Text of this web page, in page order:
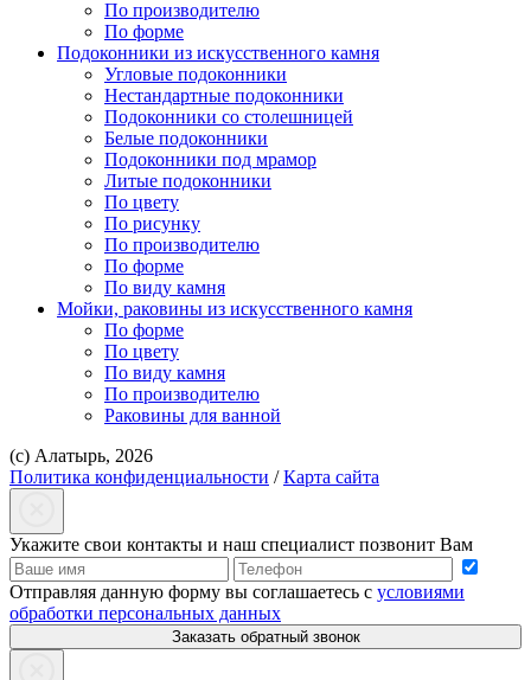
По производителю
По форме
Подоконники из искусственного камня
Угловые подоконники
Нестандартные подоконники
Подоконники со столешницей
Белые подоконники
Подоконники под мрамор
Литые подоконники
По цвету
По рисунку
По производителю
По форме
По виду камня
Мойки, раковины из искусственного камня
По форме
По цвету
По виду камня
По производителю
Раковины для ванной
(с) Алатырь, 2026
Политика конфиденциальности /Карта сайта
Укажите свои контакты и наш специалист позвонит Вам
Отправляя данную форму вы соглашаетесь с условиями
обработки персональных данных
Заказать обратный звонок